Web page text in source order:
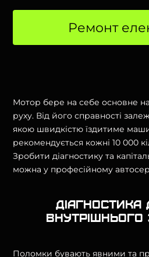
Ремонт
Мотор бере на себе основне
руху. Від його справності
якою швидкістю їздитиме
рекомендується кожні 10 000
Зробити діагностику та
можна у професійному
Діагностика
внутрішнього
Поломки бувають явними та